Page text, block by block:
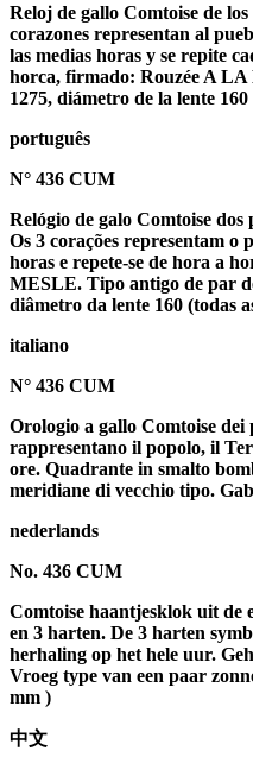
Reloj de gallo Comtoise de
corazones representan al
las medias horas y se repite
horca, firmado: Rouzée A LA
1275, diámetro de la lente
português
N° 436 CUM
Relógio de galo Comtoise
Os 3 corações representam o
horas e repete-se de hora a
MESLE. Tipo antigo de par
diâmetro da lente 160 (todas
italiano
N° 436 CUM
Orologio a gallo Comtoise
rappresentano il popolo, il
ore. Quadrante in smalto
meridiane di vecchio tipo.
nederlands
No. 436 CUM
Comtoise haantjesklok uit de
en 3 harten. De 3 harten
herhaling op het hele uur.
Vroeg type van een paar
mm )
中文